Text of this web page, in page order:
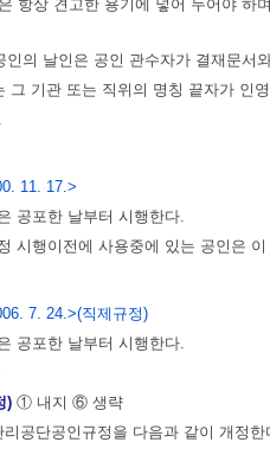
항상 견고한 용기에 넣어 두어야 하
의 날인은 공인 관수자가 결재문서
기관 또는 직위의 명칭 끝자가 인
11. 17.>
공포한 날부터 시행한다.
시행이전에 사용중에 있는 공인은
7. 24.>(직제규정)
공포한 날부터 시행한다.
) ① 내지 ⑥ 생략
공단공인규정을 다음과 같이 개정